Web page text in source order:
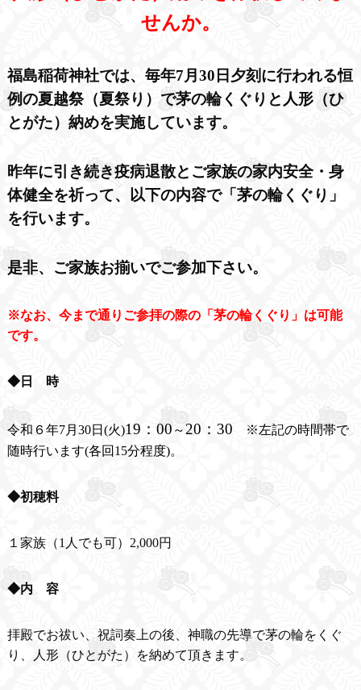
せんか。
福島稲荷神社では、毎年7月30日夕刻に行われる恒
例の夏越祭（夏祭り）で茅の輪くぐりと人形（ひ
とがた）納めを実施しています。
昨年に引き続き疫病退散とご家族の家内安全・身
体健全を祈って、以下の内容で「茅の輪くぐり」
を行います。
是非、ご家族お揃いでご参加下さい。
※なお、今まで通りご参拝の際の「茅の輪くぐり」は可能
です。
◆日 時
令和６年7月30日(火)19：00 ～ 20：30 ※左記の時間帯で
随時行います(各回15分程度)。
◆初穂料
１家族（1人でも可）2,000円
◆内 容
拝殿でお祓い、祝詞奏上の後、神職の先導で茅の輪をくぐ
り、人形（ひとがた）を納めて頂きます。